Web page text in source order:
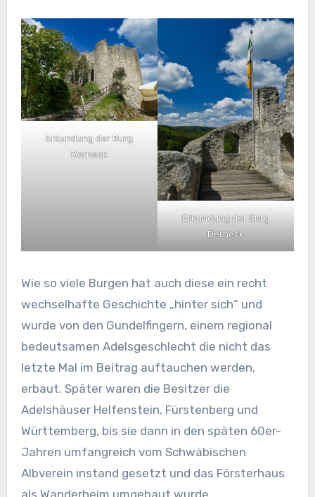
Erkundung der Burg
Derneck
Erkundung der Burg
Derneck
Wie so viele Burgen hat auch diese ein recht
wechselhafte Geschichte „hinter sich“ und
wurde von den Gundelfingern, einem regional
bedeutsamen Adelsgeschlecht die nicht das
letzte Mal im Beitrag auftauchen werden,
erbaut. Später waren die Besitzer die
Adelshäuser Helfenstein, Fürstenberg und
Württemberg, bis sie dann in den späten 60er-
Jahren umfangreich vom Schwäbischen
Albverein instand gesetzt und das Försterhaus